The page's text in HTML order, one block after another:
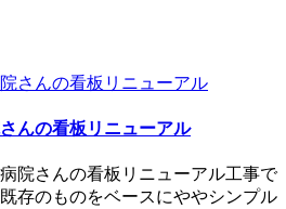
んの看板リニューアル
院さんの看板リニューアル工事で
存のものをベースにややシンプル